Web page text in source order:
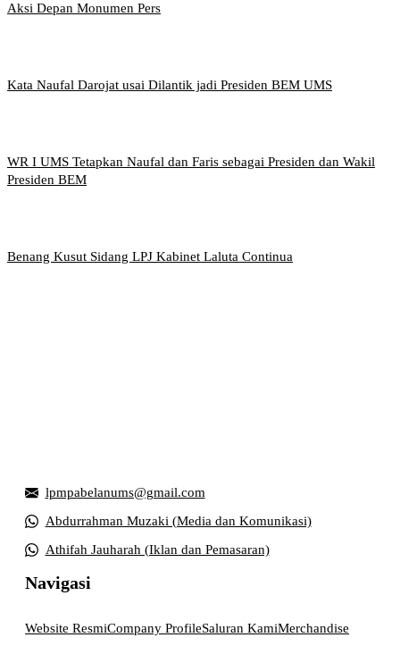
Aksi Depan Monumen Pers
Kata Naufal Darojat usai Dilantik jadi Presiden BEM UMS
WR I UMS Tetapkan Naufal dan Faris sebagai Presiden dan Wakil
Presiden BEM
Benang Kusut Sidang LPJ Kabinet Laluta Continua
lpmpabelanums@gmail.com
Abdurrahman Muzaki (Media dan Komunikasi)
Athifah Jauharah (Iklan dan Pemasaran)
Navigasi
Website ResmiCompany ProfileSaluran KamiMerchandise